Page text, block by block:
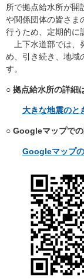
所で拠点給水所が開
や関係団体の皆さま
行うため、定期的に
上下水道部では、
め、引き続き、地域
す。
○ 拠点給水所の詳細
大きな地震のと
○ Googleマップで
Googleマップ